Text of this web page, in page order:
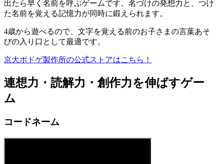
出たら早く名前を呼ぶゲームです。名づけの発想力と、つけ
た名前を覚える記憶力が同時に鍛えられます。
4歳から遊べるので、文字を覚える前のお子さまの言葉あそ
びの入り口として最適です。
京大ボドゲ製作所の公式ストアはこちら！
連想力・読解力・創作力を伸ばすゲー
ム
コードネーム